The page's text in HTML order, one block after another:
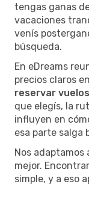
tengas ganas
vacaciones
venís
búsqueda.
En eDreams
precios claros
reservar
que elegís, la
influyen en
esa parte salga
Nos adaptamos
mejor.
simple, y a eso